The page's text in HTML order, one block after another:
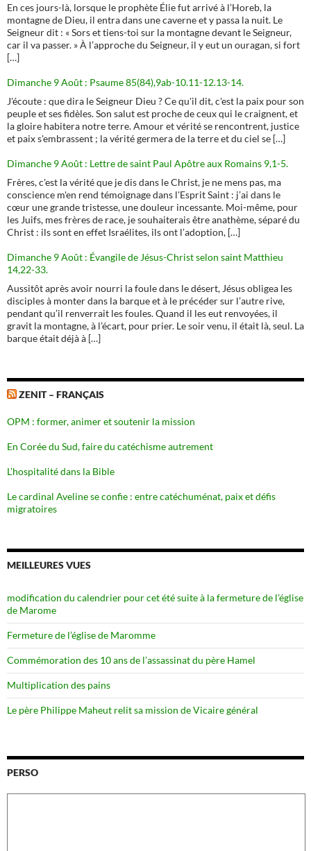
En ces jours-là, lorsque le prophète Élie fut arrivé à l’Horeb, la
montagne de Dieu, il entra dans une caverne et y passa la nuit. Le
Seigneur dit : « Sors et tiens-toi sur la montagne devant le Seigneur,
car il va passer. » À l’approche du Seigneur, il y eut un ouragan, si fort
[…]
Dimanche 9 Août : Psaume 85(84),9ab-10.11-12.13-14.
J'écoute : que dira le Seigneur Dieu ? Ce qu'il dit, c'est la paix pour son
peuple et ses fidèles. Son salut est proche de ceux qui le craignent, et
la gloire habitera notre terre. Amour et vérité se rencontrent, justice
et paix s'embrassent ; la vérité germera de la terre et du ciel se […]
Dimanche 9 Août : Lettre de saint Paul Apôtre aux Romains 9,1-5.
Frères, c'est la vérité que je dis dans le Christ, je ne mens pas, ma
conscience m'en rend témoignage dans l'Esprit Saint : j’ai dans le
cœur une grande tristesse, une douleur incessante. Moi-même, pour
les Juifs, mes frères de race, je souhaiterais être anathème, séparé du
Christ : ils sont en effet Israélites, ils ont l’adoption, […]
Dimanche 9 Août : Évangile de Jésus-Christ selon saint Matthieu
14,22-33.
Aussitôt après avoir nourri la foule dans le désert, Jésus obligea les
disciples à monter dans la barque et à le précéder sur l’autre rive,
pendant qu’il renverrait les foules. Quand il les eut renvoyées, il
gravit la montagne, à l’écart, pour prier. Le soir venu, il était là, seul. La
barque était déjà à […]
ZENIT – FRANÇAIS
OPM : former, animer et soutenir la mission
En Corée du Sud, faire du catéchisme autrement
L’hospitalité dans la Bible
Le cardinal Aveline se confie : entre catéchuménat, paix et défis
migratoires
MEILLEURES VUES
modification du calendrier pour cet été suite à la fermeture de l’église
de Marome
Fermeture de l’église de Maromme
Commémoration des 10 ans de l’assassinat du père Hamel
Multiplication des pains
Le père Philippe Maheut relit sa mission de Vicaire général
PERSO